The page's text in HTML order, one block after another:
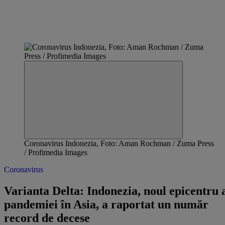
Coronavirus Indonezia, Foto: Aman Rochman / Zuma Press
/ Profimedia Images
Coronavirus
Varianta Delta: Indonezia, noul epicentru
pandemiei în Asia, a raportat un număr
record de decese